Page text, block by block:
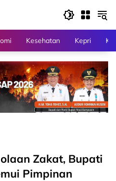
Kesehatan Kepri
Zakat, Bupati
Pimpinan